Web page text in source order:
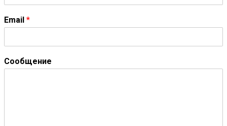
Email *
Сообщение